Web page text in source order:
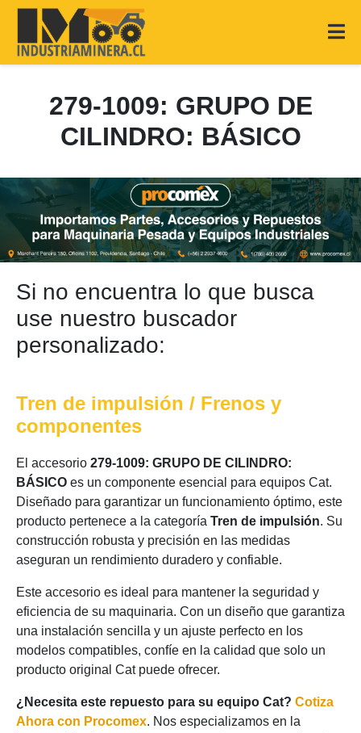
279-1009: GRUPO DE
CILINDRO: BÁSICO
Si no encuentra lo que busca
use nuestro buscador
personalizado:
Tren de impulsión / Frenos y
componentes
El accesorio 279-1009: GRUPO DE CILINDRO:
BÁSICO es un componente esencial para equipos Cat.
Diseñado para garantizar un funcionamiento óptimo, este
producto pertenece a la categoría Tren de impulsión. Su
construcción robusta y precisión en las medidas
aseguran un rendimiento duradero y confiable.
Este accesorio es ideal para mantener la seguridad y
eficiencia de su maquinaria. Con un diseño que garantiza
una instalación sencilla y un ajuste perfecto en los
modelos compatibles, confíe en la calidad que solo un
producto original Cat puede ofrecer.
¿Necesita este repuesto para su equipo Cat? Cotiza
Ahora con Procomex. Nos especializamos en la